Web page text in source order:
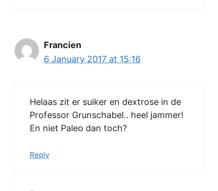
Francien
6 January 2017 at 15:16
Helaas zit er suiker en dextrose in de
Professor Grunschabel.. heel jammer!
En niet Paleo dan toch?
Reply